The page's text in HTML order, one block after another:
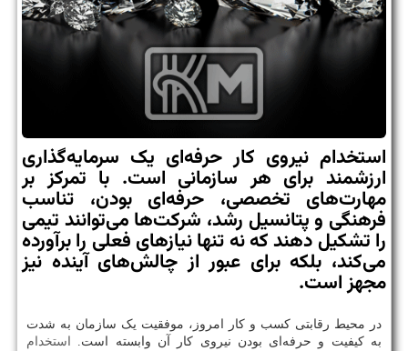
استخدام نیروی کار حرفه‌ای یک سرمایه‌گذاری
ارزشمند برای هر سازمانی است. با تمرکز بر
مهارت‌های تخصصی، حرفه‌ای بودن، تناسب
فرهنگی و پتانسیل رشد، شرکت‌ها می‌توانند تیمی
را تشکیل دهند که نه تنها نیازهای فعلی را برآورده
می‌کند، بلکه برای عبور از چالش‌های آینده نیز
مجهز است.
در محیط رقابتی کسب و کار امروز، موفقیت یک سازمان به شدت
به کیفیت و حرفه‌ای بودن نیروی کار آن وابسته است.
استخدام